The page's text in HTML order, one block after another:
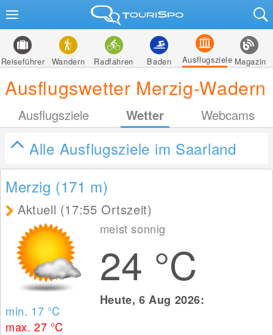
Reiseführer Wandern Radfahren Baden Ausflugsziele Magazin
Ausflugswetter Merzig-Wadern
Ausflugsziele Wetter Webcams
Alle Ausflugsziele im Saarland
Merzig (171 m)
Aktuell (17:55 Ortszeit)
min. 17 °C
max. 27 °C
meist sonnig
24 °C
Heute, 6 Aug 2026: